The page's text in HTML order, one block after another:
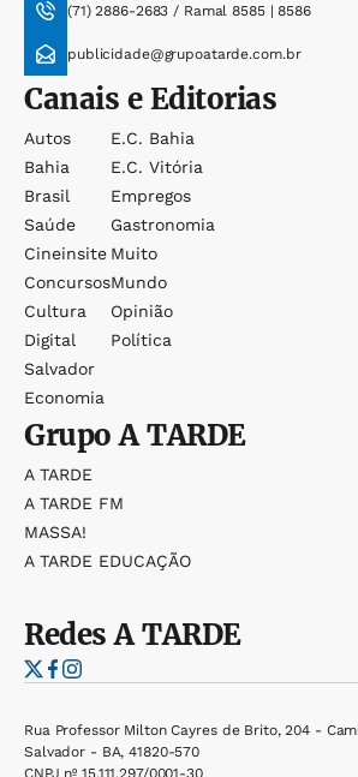
(71) 2886-2683 / Ramal 8585 | 8586
publicidade@grupoatarde.com.br
Canais e Editorias
Autos
Bahia
Brasil
Saúde
Cineinsite
Concursos
Cultura
Digital
Salvador
Economia
E.c. Bahia
E.c. Vitória
Empregos
Gastronomia
Muito
Mundo
Opinião
Política
GrupoA TARDE
A TARDE
A TARDE FM
MASSA!
A TARDE EDUCAÇÃO
RedesA TARDE
Rua Professor Milton Cayres de Brito, 204 -
Salvador - BA, 41820-570
CNPJ nº 15.111.297/0001-30